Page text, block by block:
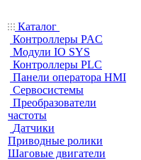
Каталог
Контроллеры PAC
Модули IO SYS
Контроллеры PLC
Панели оператора HMI
Сервосистемы
Преобразователи
частоты
Датчики
Приводные ролики
Шаговые двигатели